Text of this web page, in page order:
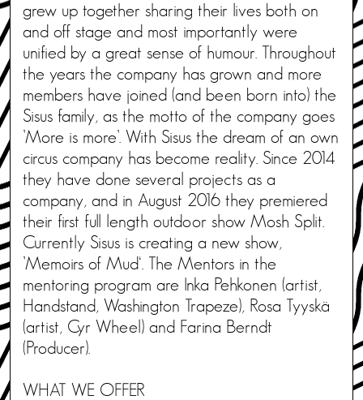
grew up together sharing their lives both on
and off stage and most importantly were
unified by a great sense of humour. Throughout
the years the company has grown and more
members have joined (and been born into) the
Sisus family, as the motto of the company goes
’More is more’. With Sisus the dream of an own
circus company has become reality. Since 2014
they have done several projects as a
company, and in August 2016 they premiered
their first full length outdoor show Mosh Split.
Currently Sisus is creating a new show,
’Memoirs of Mud‘. The Mentors in the
mentoring program are Inka Pehkonen (artist,
Handstand, Washington Trapeze), Rosa Tyyskä
(artist, Cyr Wheel) and Farina Berndt
(Producer).
WHAT WE OFFER